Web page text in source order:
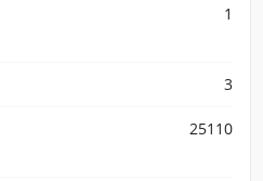
1
3
25110